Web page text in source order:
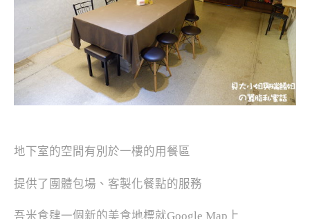
地下室的空間有別於一樓的用餐區
提供了團體包場、客製化餐點的服務
吾米食肆一個新的美食地標就Google Map上